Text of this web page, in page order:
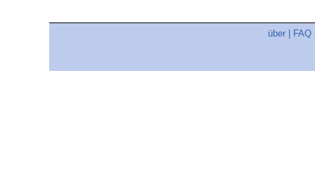
über FAQ